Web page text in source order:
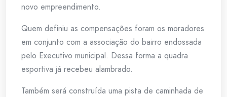
novo empreendimento.
Quem definiu as compensações foram os moradores
em conjunto com a associação do bairro endossada
pelo Executivo municipal. Dessa forma a quadra
esportiva já recebeu alambrado.
Também será construída uma pista de caminhada de